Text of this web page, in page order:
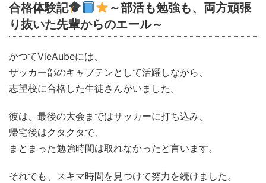
合格体験記
～部活も勉強も、両方頑張
り抜いた先輩からのエール～
かつてVieAubeには、
サッカー部のキャプテンとして活躍しながら、
志望校に合格した生徒さんがいました。
彼は、最後の大会まではサッカーに打ち込み、
帰宅後はクタクタで、
まとまった勉強時間は取れなかったと言います。
それでも、スキマ時間を見つけて努力を続けました。